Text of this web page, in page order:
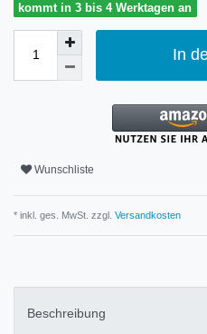
kommt in 3 bis 4 Werktagen an
In
Wunschliste
* inkl. ges. MwSt. zzgl. Versandkosten
Beschreibung